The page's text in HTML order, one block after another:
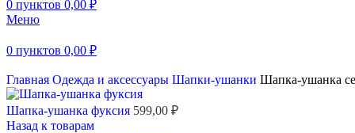
0 пунктов 0,00 ₽
Меню
0 пунктов 0,00 ₽
Главная Одежда и аксессуары Шапки-ушанки Шапка-ушанка
Шапка-ушанка фуксия 599,00 ₽
Назад к товарам